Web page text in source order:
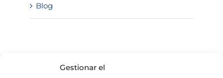
Gestionar el
Blog